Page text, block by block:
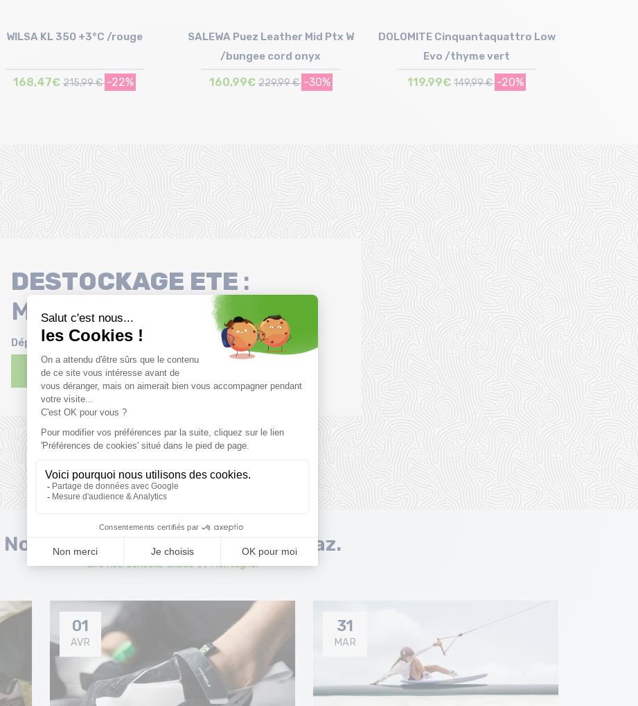
WILSA KL 350 +3°C /rouge
168,47€ 215,99 € -22%
Taille en stock
SALEWA Puez Leather Mid Ptx W
/bungee cord onyx
160,99€ 229,99 € -30%
Taille en stock
DOLOMITE Cinquantaquattro Low
Evo /thyme vert
119,99€ 149,99 € -20%
DESTOCKAGE ETE :
Montagne & Mode !
Dépêchez-vous! Offre d'une durée limitée
Consulter
Nouveaux articles du Blog Montaz.
Lire nos conseils Glisse et Montagne.
01
AVR
31
MAR